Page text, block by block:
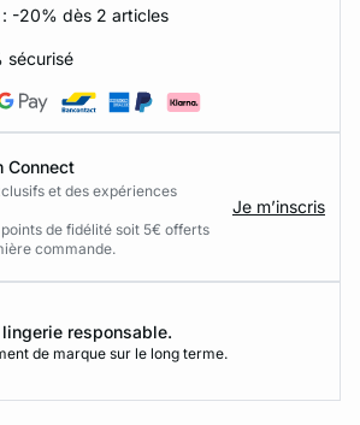
-20% dès 2 articles
sécurisé
Connect
et des expériences
de fidélité soit 5€ offerts
commande.​
Je m’inscris
lingerie responsable.
de marque sur le long terme.